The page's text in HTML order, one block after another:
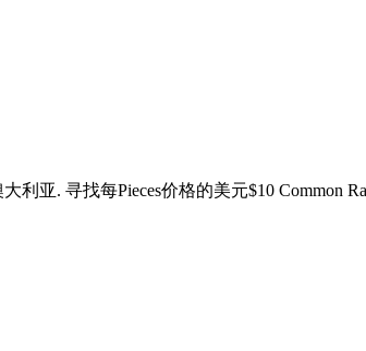
利亚. 寻找每Pieces价格的美元$10